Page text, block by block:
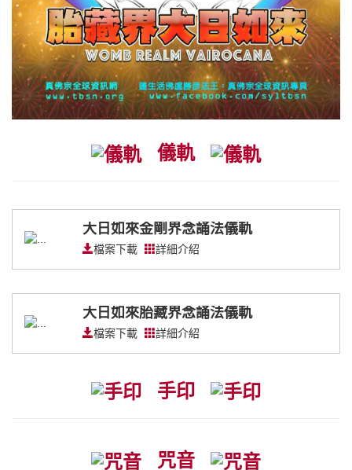
儀軌
大日如來金剛界念誦法儀軌
檔案下載 詳細介紹
大日如來胎藏界念誦法儀軌
檔案下載 詳細介紹
手印
咒音